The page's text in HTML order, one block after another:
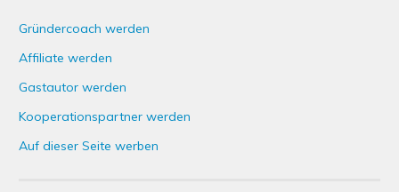
Gründercoach werden
Affiliate werden
Gastautor werden
Kooperationspartner werden
Auf dieser Seite werben